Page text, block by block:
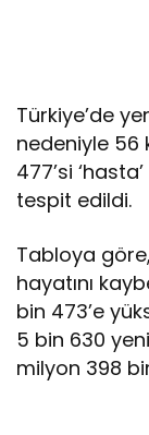
Türkiye’de
nedeniyle 56
477’si
tespit edildi.
Tabloya
hayatını
bin 473’e
5 bin 630
milyon 398